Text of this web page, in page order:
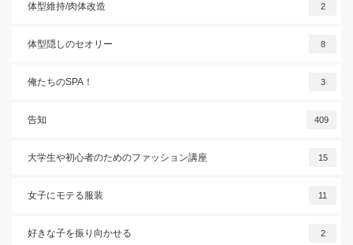
体型維持/肉体改造 2
体型隠しのセオリー 8
俺たちのSPA！ 3
告知 409
大学生や初心者のためのファッション講座 15
女子にモテる服装 11
好きな子を振り向かせる 2